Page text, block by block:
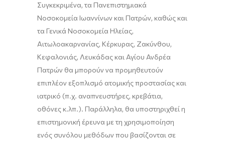
Συγκεκριμένα, τα Πανεπιστημιακά
Νοσοκομεία Ιωαννίνων και Πατρών, καθώς και
τα Γενικά Νοσοκομεία Ηλείας,
Αιτωλοακαρνανίας, Κέρκυρας, Ζακύνθου,
Κεφαλονιάς, Λευκάδας και Αγίου Ανδρέα
Πατρών θα μπορούν να προμηθευτούν
επιπλέον εξοπλισμό ατομικής προστασίας και
ιατρικό (π.χ. αναπνευστήρες, κρεβάτια,
οθόνες κ.λπ.). Παράλληλα, θα υποστηριχθεί η
επιστημονική έρευνα με τη χρησιμοποίηση
ενός συνόλου μεθόδων που βασίζονται σε